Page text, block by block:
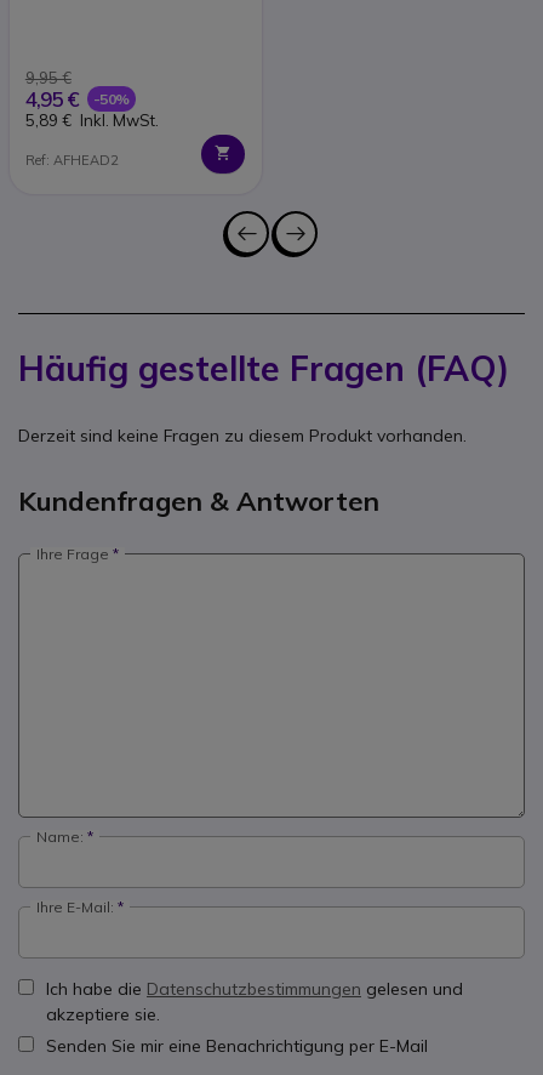
9,95 €
4,95 € -50%
5,89 € Inkl. MwSt.
Ref: AFHEAD2
Häufig gestellte Fragen (FAQ)
Derzeit sind keine Fragen zu diesem Produkt vorhanden.
Kundenfragen & Antworten
Ihre Frage
Name:
Ihre E-Mail:
Ich habe die Datenschutzbestimmungen gelesen und
akzeptiere sie.
Senden Sie mir eine Benachrichtigung per E-Mail